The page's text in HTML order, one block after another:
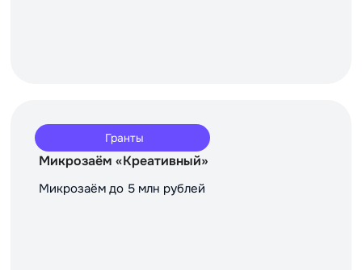
Гранты
Микрозаём «Креативный»
Микрозаём до 5 млн рублей